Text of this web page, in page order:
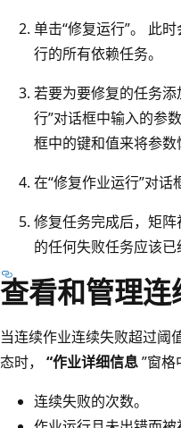
单击“修复运行”。 此
行的所有依赖任务。
若要为要修复的任务
行”对话框中输入的参
框中的键和值来将参数
在“修复作业运行”对话
修复任务完成后，矩
的任何失败任务应该已
查看和管理
当连续作业连续失败超过阈
态时， “作业详细信息”窗格
连续失败的次数。